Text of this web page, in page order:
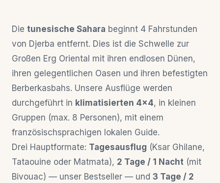
Die tunesische Sahara beginnt 4 Fahrstunden
von Djerba entfernt. Dies ist die Schwelle zur
Großen Erg Oriental mit ihren endlosen Dünen,
ihren gelegentlichen Oasen und ihren befestigten
Berberkasbahs. Unsere Ausflüge werden
durchgeführt in klimatisierten 4×4, in kleinen
Gruppen (max. 8 Personen), mit einem
französischsprachigen lokalen Guide.
Drei Hauptformate: Tagesausflug (Ksar Ghilane,
Tataouine oder Matmata), 2 Tage / 1 Nacht (mit
Bivouac) — unser Bestseller — und 3 Tage / 2